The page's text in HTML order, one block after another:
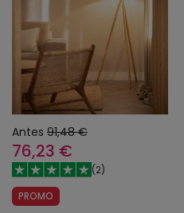
Antes 91,48 €
76,23 €
(2)
PROMO